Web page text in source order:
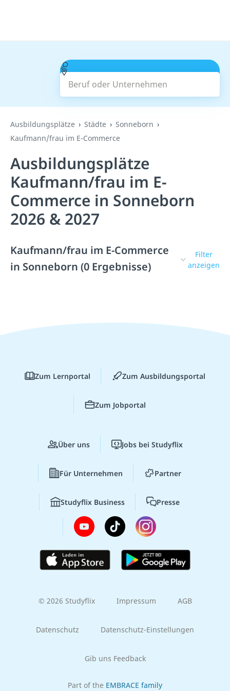
Beruf oder Unternehmen
Suchen
Ausbildungsplätze Städte
Sonneborn
Kaufmann/frau im E-Commerce
Ausbildungsplätze
Kaufmann/frau im E-
Commerce in Sonneborn
2026 & 2027
Kaufmann/frau im E-Commerce
in Sonneborn (0 Ergebnisse)
Filter
anzeigen
Zum Lernportal Zum Ausbildungsportal
Zum Jobportal
Über uns Jobs bei Studyflix
Für Unternehmen Partner
Studyflix Business Presse
© 2026 Studyflix Impressum AGB
Datenschutz Datenschutz-Einstellungen
Gib uns Feedback
Part of the EMBRACE family